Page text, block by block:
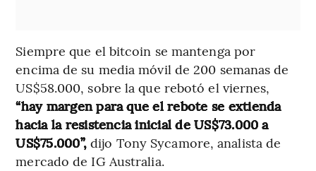
Siempre que el bitcoin se mantenga por
encima de su media móvil de 200 semanas de
US$58.000, sobre la que rebotó el viernes,
“hay margen para que el rebote se extienda
hacia la resistencia inicial de US$73.000 a
US$75.000”, dijo Tony Sycamore, analista de
mercado de IG Australia.